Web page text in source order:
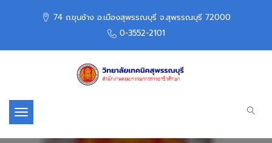
74 ถ.ขุนช้าง อ.เมืองสุพรรณบุรี จ.สุพรรณบุรี 72000
0-3552-2101
Toggle navigation